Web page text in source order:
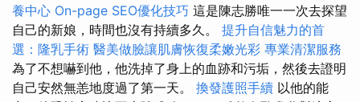
養中心 On-page SEO優化技巧 這是陳志勝唯一一次去探望
自己的新娘，時間也沒有持續多久。 提升自信魅力的首
選：隆乳手術 醫美做臉讓肌膚恢復柔嫩光彩 專業清潔服務
為了不想嚇到他，他洗掉了身上的血跡和污垢，然後去證明
自己安然無恙地度過了第一天。 換發護照手續 以他的能